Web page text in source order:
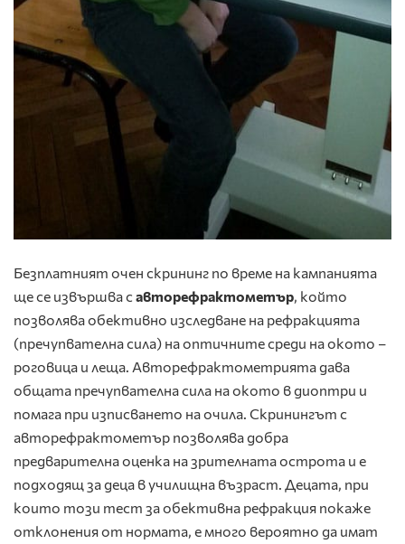
Безплатният очен скрининг по време на кампанията
ще се извършва с авторефрактометър, който
позволява обективно изследване на рефракцията
(пречупвателна сила) на оптичните среди на окото –
роговица и леща. Авторефрактометрията дава
общата пречупвателна сила на окото в диоптри и
помага при изписването на очила. Скринингът с
авторефрактометър позволява добра
предварителна оценка на зрителната острота и е
подходящ за деца в училищна възраст. Децата, при
които този тест за обективна рефракция покаже
отклонения от нормата, е много вероятно да имат